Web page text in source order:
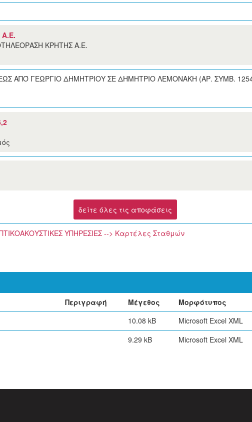
ΚΡΗΤΗΣ Α.Ε.
ΑΠΌ ΓΕΩΡΓΙΟ ΔΗΜΗΤΡΙΟΥ ΣΕ ΔΗΜΗΤΡΙΟ ΛΕΜΟΝΑΚΗ (ΑΡ. ΣΥΜΒ.
δείτε όλες τις αποφάσεις
ΥΠΗΡΕΣΙΕΣ --> Καρτέλες Σταθμών
Περιγραφή Μέγεθος
Μορφότυπος
10.08 kB Microsoft Excel XML
9.29 kB Microsoft Excel XML